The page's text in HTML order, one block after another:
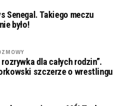
Senegal. Takiego meczu
było!
dla całych rodzin”.
szczerze o wrestlingu